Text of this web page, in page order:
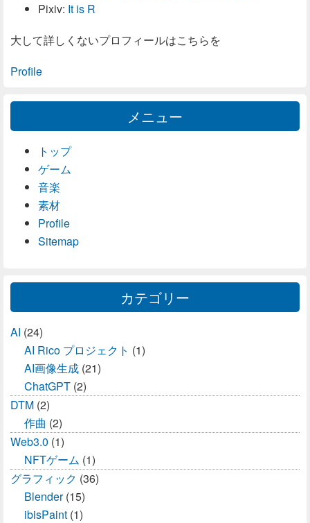
Pixiv: It is R
大して詳しくないプロフィールはこちらを
Profile
メニュー
トップ
ゲーム
音楽
素材
Profile
Sitemap
カテゴリー
AI (24)
AI Rico プロジェクト (1)
AI画像生成 (21)
ChatGPT (2)
DTM (2)
作曲 (2)
Web3.0 (1)
NFTゲーム (1)
グラフィック (36)
Blender(15)
ibisPaint (1)